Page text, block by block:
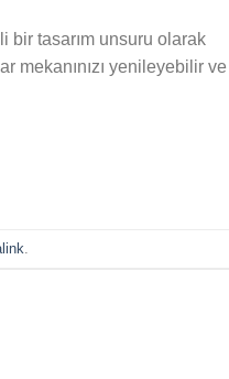
bir tasarım unsuru olarak
mekanınızı yenileyebilir ve